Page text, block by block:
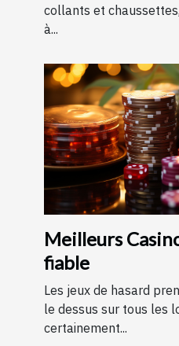
collants et
à...
Meilleurs
fiable
Les jeux de hasard
le dessus sur tous les
certainement...